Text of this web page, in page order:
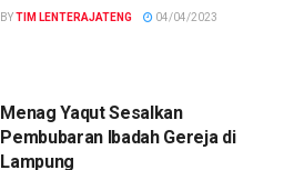
BYTIM LENTERAJATENG 04/04/2023
Menag Yaqut Sesalkan
Pembubaran Ibadah Gereja di
Lampung